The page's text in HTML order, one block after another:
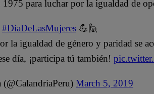
para luchar por la igualdad de
#DíaDeLasMujeres 💪🙋
la igualdad de género y paridad se
día, ¡participa tú también!
March 5, 2019